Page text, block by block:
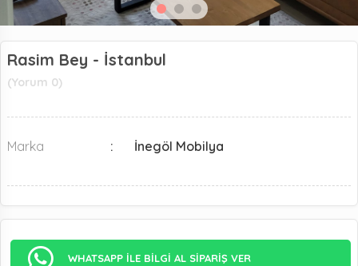
Rasim Bey - İstanbul
(Yorum 0)
Marka İnegöl Mobilya
WHATSAPP İLE BİLGİ AL SİPARİŞ VER